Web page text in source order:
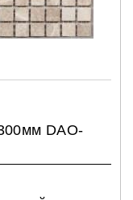
DAO-